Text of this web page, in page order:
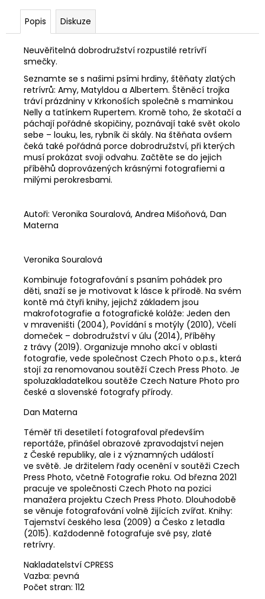
Popis Diskuze
Neuvěřitelná dobrodružství rozpustilé retrívří
smečky.
Seznamte se s našimi psími hrdiny, štěňaty zlatých
retrívrů: Amy, Matyldou a Albertem. Štěněcí trojka
tráví prázdniny v Krkonoších společně s maminkou
Nelly a tatínkem Rupertem. Kromě toho, že skotačí a
páchají pořádné skopičiny, poznávají také svět okolo
sebe – louku, les, rybník či skály. Na štěňata ovšem
čeká také pořádná porce dobrodružství, při kterých
musí prokázat svoji odvahu. Začtěte se do jejich
příběhů doprovázených krásnými fotografiemi a
milými perokresbami.
Autoři: Veronika Souralová, Andrea Mišoňová, Dan
Materna
Veronika Souralová
Kombinuje fotografování s psaním pohádek pro
děti, snaží se je motivovat k lásce k přírodě. Na svém
kontě má čtyři knihy, jejichž základem jsou
makrofotografie a fotografické koláže: Jeden den
v mraveništi (2004), Povídání s motýly (2010), Včelí
domeček – dobrodružství v úlu (2014), Příběhy
z trávy (2019). Organizuje mnoho akcí v oblasti
fotografie, vede společnost Czech Photo o.p.s., která
stojí za renomovanou soutěží Czech Press Photo. Je
spoluzakladatelkou soutěže Czech Nature Photo pro
české a slovenské fotografy přírody.
Dan Materna
Téměř tři desetiletí fotografoval především
reportáže, přinášel obrazové zpravodajství nejen
z České republiky, ale i z významných událostí
ve světě. Je držitelem řady ocenění v soutěži Czech
Press Photo, včetně Fotografie roku. Od března 2021
pracuje ve společnosti Czech Photo na pozici
manažera projektu Czech Press Photo. Dlouhodobě
se věnuje fotografování volně žijících zvířat. Knihy:
Tajemství českého lesa (2009) a Česko z letadla
(2015). Každodenně fotografuje své psy, zlaté
retrívry.
Nakladatelství CPRESS
Vazba: pevná
Počet stran: 112
MUTACÍ
POETICE
AUTORSKÉ
TVORBY
980
Kč